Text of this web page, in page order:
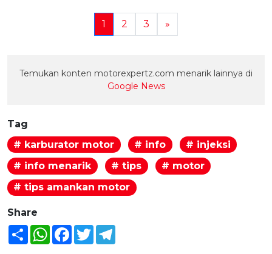
1 2 3 »
Temukan konten motorexpertz.com menarik lainnya di
Google News
Tag
# karburator motor
# info
# injeksi
# info menarik
# tips
# motor
# tips amankan motor
Share
Share WhatsAppFacebook
Twitter